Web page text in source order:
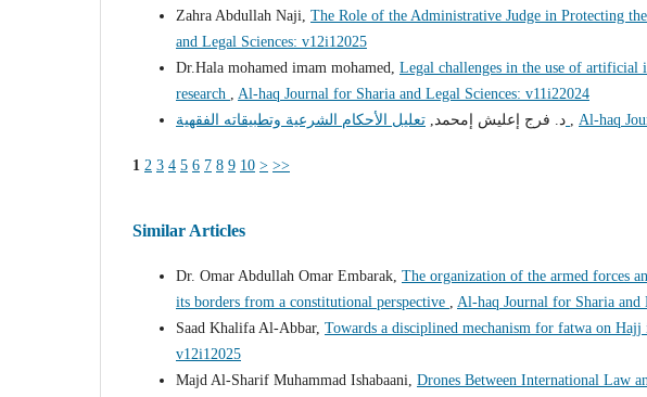
Zahra Abdullah Naji, The Role of the Administrative Judge in Protecting
and Legal Sciences: v12i12025
Dr.Hala mohamed imam mohamed, Legal challenges in the use of artificial
research , Al-haq Journal for Sharia and Legal Sciences: v11i22024
د. فرج إعليش إمحمد, , Al-haq
1 2 3 4 5 6 7 8 9 10 > >>
Similar Articles
Dr. Omar Abdullah Omar Embarak, The organization of the armed forces
its borders from a constitutional perspective , Al-haq Journal for Sharia and
Saad Khalifa Al-Abbar, Towards a disciplined mechanism for fatwa on Hajj
v12i12025
Majd Al-Sharif Muhammad Ishabaani, Drones Between International Law